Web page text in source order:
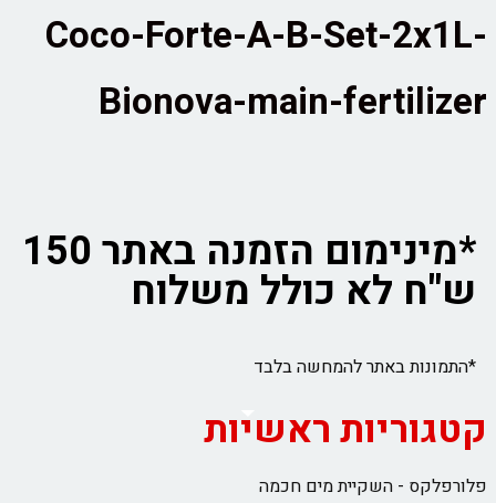
Coco-Forte-A-B-Set-2x1L-
Bionova-main-fertilizer
*מינימום הזמנה באתר 150
ש"ח לא כולל משלוח
*התמונות באתר להמחשה בלבד
קטגוריות ראשיות
פלורפלקס - השקיית מים חכמה